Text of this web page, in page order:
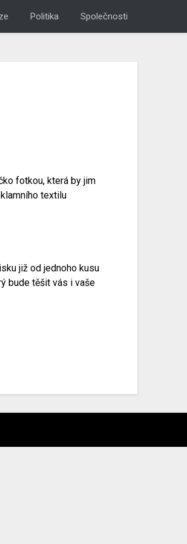
Politika Společnosti
fotkou, která by jim
textilu
již od jednoho kusu
bude těšit vás i vaše